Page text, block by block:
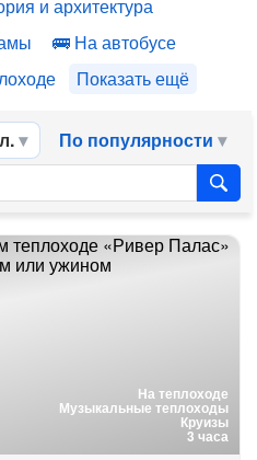
и архитектура
На автобусе
Показать ещё
По популярности
На теплоходе
Музыкальные теплоходы
Круизы
3 часа